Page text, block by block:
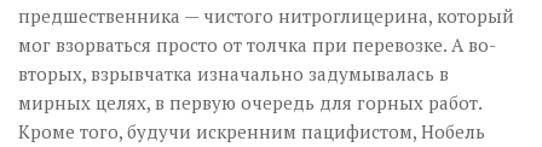
предшественника — чистого нитроглицерина, который
мог взорваться просто от толчка при перевозке. А во-
вторых, взрывчатка изначально задумывалась в
мирных целях, в первую очередь для горных работ.
Кроме того, будучи искренним пацифистом, Нобель